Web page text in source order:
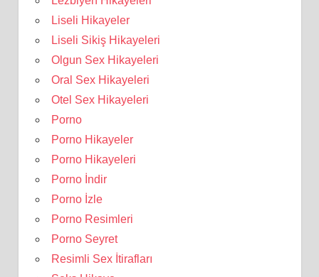
Liseli Hikayeler
Liseli Sikiş Hikayeleri
Olgun Sex Hikayeleri
Oral Sex Hikayeleri
Otel Sex Hikayeleri
Porno
Porno Hikayeler
Porno Hikayeleri
Porno İndir
Porno İzle
Porno Resimleri
Porno Seyret
Resimli Sex İtirafları